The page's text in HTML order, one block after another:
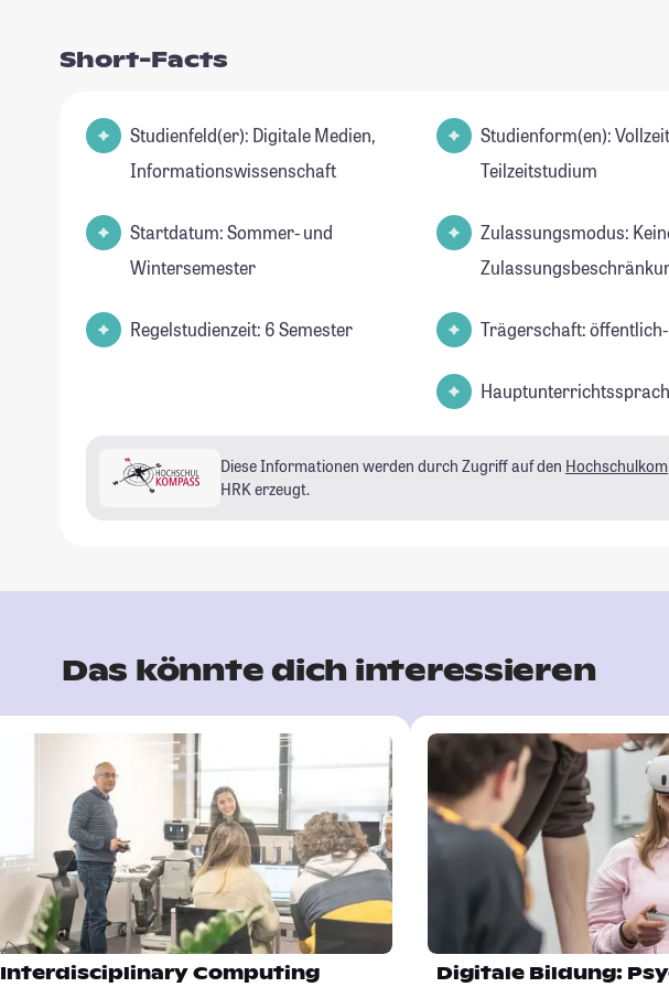
Short-Facts
Studienfeld(er): Digitale Medien,
Informationswissenschaft
Startdatum: Sommer- und
Wintersemester
Regelstudienzeit: 6 Semester
Studienform(en):
Teilzeitstudium
Zulassungsmodus:
Trägerschaft:
Diese Informationen werden durch Zugriff auf den
HRK erzeugt.
Das könnte dich interessieren
Interdisciplinary Computing
Digitale Bildung: